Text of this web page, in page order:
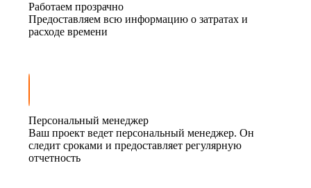
Работаем прозрачно
Предоставляем всю информацию о затратах и
расходе времени
Персональный менеджер
Ваш проект ведет персональный менеджер. Он
следит сроками и предоставляет регулярную
отчетность